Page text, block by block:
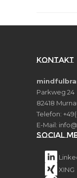
Kontakt
Parkweg 24
82418
Telefon:
E-Mail:
Social
XING